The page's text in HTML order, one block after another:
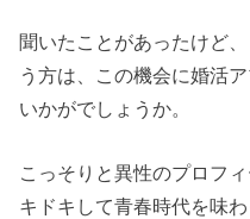
聞いたことがあったけど
う方は、この機会に婚活
いかがでしょうか。
こっそりと異性のプロフ
キドキして青春時代を味